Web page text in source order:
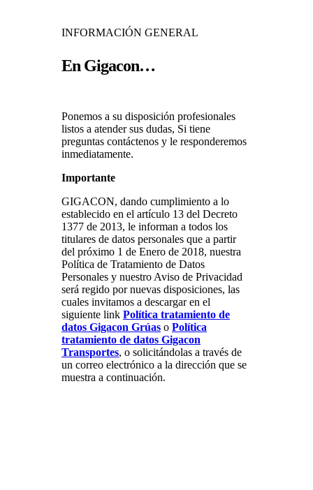
INFORMACIÓN GENERAL
En Gigacon…
Ponemos a su disposición profesionales
listos a atender sus dudas, Si tiene
preguntas contáctenos y le responderemos
inmediatamente.
Importante
GIGACON, dando cumplimiento a lo
establecido en el artículo 13 del Decreto
1377 de 2013, le informan a todos los
titulares de datos personales que a partir
del próximo 1 de Enero de 2018, nuestra
Política de Tratamiento de Datos
Personales y nuestro Aviso de Privacidad
será regido por nuevas disposiciones, las
cuales invitamos a descargar en el
siguiente link Política tratamiento de
datos Gigacon Grúas o Política
tratamiento de datos Gigacon
Transportes, o solicitándolas a través de
un correo electrónico a la dirección que se
muestra a continuación.